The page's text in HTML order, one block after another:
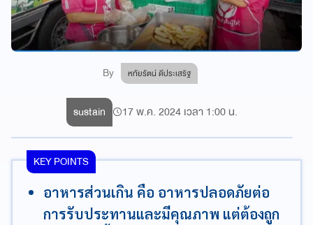
By หทัยรัตน์ ดีประเสริฐ
sustain 17 พ.ค. 2024 เวลา 1:00 น.
KEY POINTS
อาหารส่วนเกิน คือ อาหารปลอดภัยต่อ
การรับประทานและมีคุณภาพ แต่ต้องถูก